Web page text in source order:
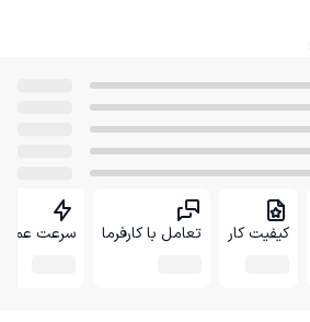
کیفیت کار تعامل با کارفرما سرعت عمل